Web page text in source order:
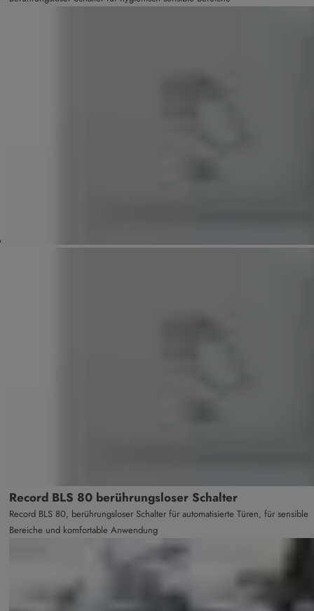
Record BLS 80 berührungsloser Schalter
Record BLS 80, berührungsloser Schalter für automatisierte Türen, für sensible
Bereiche und komfortable Anwendung